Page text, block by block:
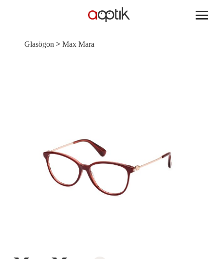
Glasögon > Max Mara